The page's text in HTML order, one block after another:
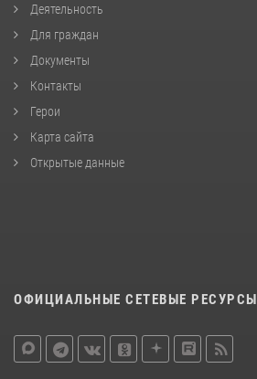
Деятельность
Для граждан
Документы
Контакты
Герои
Карта сайта
Открытые данные
ОФИЦИАЛЬНЫЕ СЕТЕВЫЕ РЕСУРСЫ